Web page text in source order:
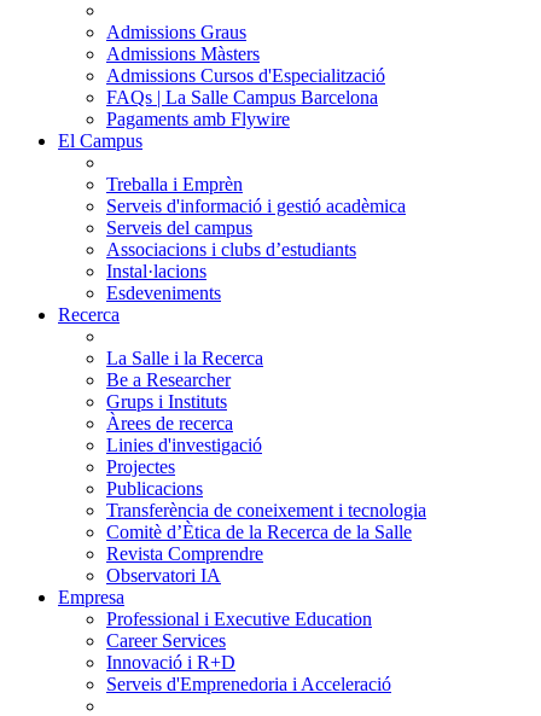
Admissions Graus
Admissions Màsters
Admissions Cursos d'Especialització
FAQs | La Salle Campus Barcelona
Pagaments amb Flywire
El Campus
Treballa i Emprèn
Serveis d'informació i gestió acadèmica
Serveis del campus
Associacions i clubs d’estudiants
Instal·lacions
Esdeveniments
Recerca
La Salle i la Recerca
Be a Researcher
Grups i Instituts
Àrees de recerca
Linies d'investigació
Projectes
Publicacions
Transferència de coneixement i tecnologia
Comitè d’Ètica de la Recerca de la Salle
Revista Comprendre
Observatori IA
Empresa
Professional i Executive Education
Career Services
Innovació i R+D
Serveis d'Emprenedoria i Acceleració